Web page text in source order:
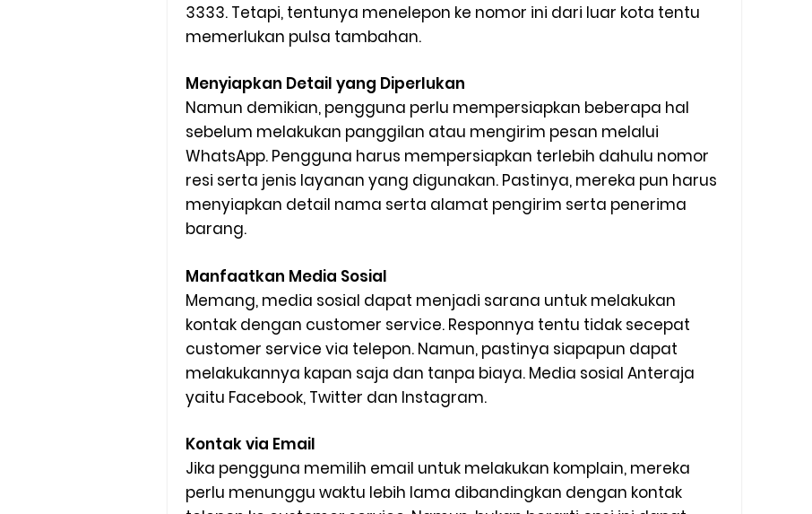
3333. Tetapi, tentunya menelepon ke nomor ini dari luar kota tentu
memerlukan pulsa tambahan.
Menyiapkan Detail yang Diperlukan
Namun demikian, pengguna perlu mempersiapkan beberapa hal
sebelum melakukan panggilan atau mengirim pesan melalui
WhatsApp. Pengguna harus mempersiapkan terlebih dahulu nomor
resi serta jenis layanan yang digunakan. Pastinya, mereka pun harus
menyiapkan detail nama serta alamat pengirim serta penerima
barang.
Manfaatkan Media Sosial
Memang, media sosial dapat menjadi sarana untuk melakukan
kontak dengan customer service. Responnya tentu tidak secepat
customer service via telepon. Namun, pastinya siapapun dapat
melakukannya kapan saja dan tanpa biaya. Media sosial Anteraja
yaitu Facebook, Twitter dan Instagram.
Kontak via Email
Jika pengguna memilih email untuk melakukan komplain, mereka
perlu menunggu waktu lebih lama dibandingkan dengan kontak